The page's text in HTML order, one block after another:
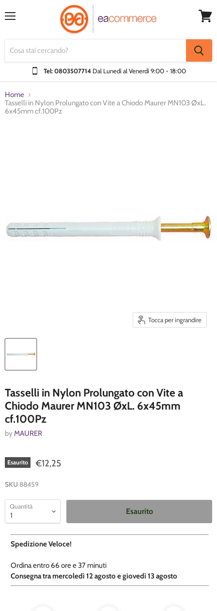
Tel: 0803507714 Dal Lunedì al Venerdì9:00 - 18:00
Home
Tasselli in Nylon Prolungato con Vite a Chiodo Maurer MN103 ØxL.
6x45mm cf.100Pz
Tocca per ingrandire
Tasselli in Nylon Prolungato con Vite a
Chiodo Maurer MN103 ØxL. 6x45mm
cf.100Pz
by MAURER
Esaurito €12,25
SKU 88459
Quantità
Esaurito
Spedizione Veloce!
Ordina entro 66 ore e37 minuti
​Consegna tra mercoledì 12 agosto e giovedì 13 agosto